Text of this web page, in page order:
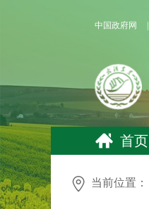
中国政府网
首页
当前位置：